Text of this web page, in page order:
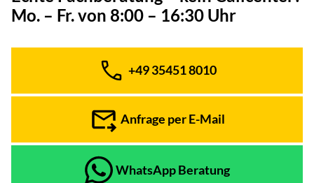
Mo. – Fr. von 8:00 – 16:30 Uhr
Telefon:
+49 35451 8010
Anfrage per E-Mail
WhatsApp Beratung